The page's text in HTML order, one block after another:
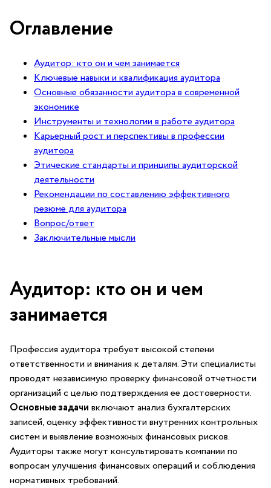
Оглавление
Аудитор: кто он и чем занимается
Ключевые навыки ‍и квалификация аудитора
Основные‍ обязанности аудитора в современной
⁢экономике
Инструменты ‍и технологии ​в работе аудитора
Карьерный рост ⁤и перспективы в ‍профессии
‍аудитора
Этические⁣ стандарты и‍ принципы аудиторской
деятельности
Рекомендации по ​составлению эффективного
резюме ⁤для ⁢аудитора
Вопрос/ответ
Заключительные мысли
Аудитор: кто он‍ и чем
занимается
Профессия аудитора требует высокой степени
⁢ответственности⁤ и внимания к деталям.⁢ Эти специалисты
проводят независимую проверку ‌финансовой отчетности
организаций с целью подтверждения ее достоверности.
Основные задачи включают анализ бухгалтерских
записей, оценку​ эффективности внутренних контрольных
систем и выявление возможных финансовых рисков.
⁣Аудиторы также могут консультировать ‌компании по
вопросам улучшения финансовых операций и соблюдения
нормативных требований.